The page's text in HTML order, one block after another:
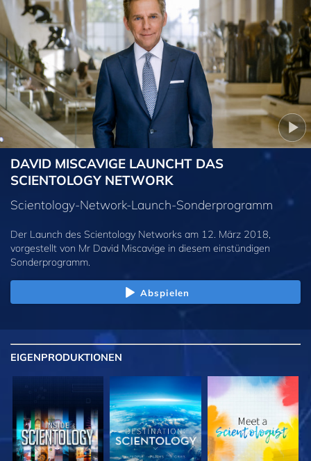
DAVID MISCAVIGE LAUNCHT DAS
SCIENTOLOGY NETWORK
Scientology-Network-Launch-Sonderprogramm
Der Launch des Scientology Networks am 12. März 2018,
vorgestellt von Mr David Miscavige in diesem einstündigen
Sonderprogramm.
Abspielen
EIGENPRODUKTIONEN